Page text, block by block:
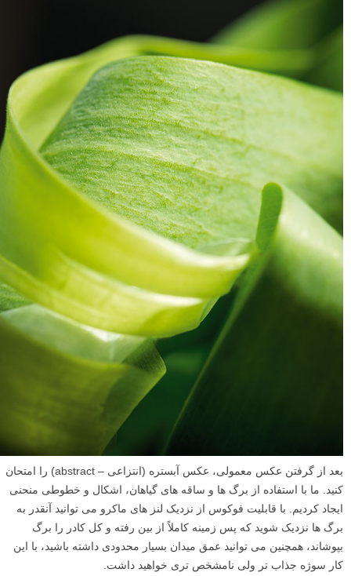
بعد از گرفتن عکس معمولی، عکس آبستره (انتزاعی – abstract) را امتحان
کنید. ما با استفاده از برگ ها و ساقه های گیاهان، اشکال و خطوطی منحنی
ایجاد کردیم. با قابلیت فوکوس از نزدیک لنز های ماکرو می توانید آنقدر به
برگ ها نزدیک شوید که پس زمینه کاملاً از بین رفته و کل کادر را برگ
بپوشاند، همچنین می توانید عمق میدان بسیار محدودی داشته باشید، با این
کار سوژه جذاب تر ولی نامشخص تری خواهید داشت.